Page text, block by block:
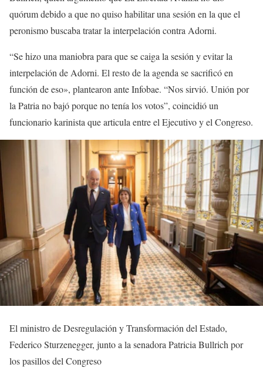
quórum debido a que no quiso habilitar una sesión en la que el
peronismo buscaba tratar la interpelación contra Adorni.
“Se hizo una maniobra para que se caiga la sesión y evitar la
interpelación de Adorni. El resto de la agenda se sacrificó en
función de eso», plantearon ante Infobae. “Nos sirvió. Unión por
la Patria no bajó porque no tenía los votos”, coincidió un
funcionario karinista que articula entre el Ejecutivo y el Congreso.
El ministro de Desregulación y Transformación del Estado,
Federico Sturzenegger, junto a la senadora Patricia Bullrich por
los pasillos del Congreso